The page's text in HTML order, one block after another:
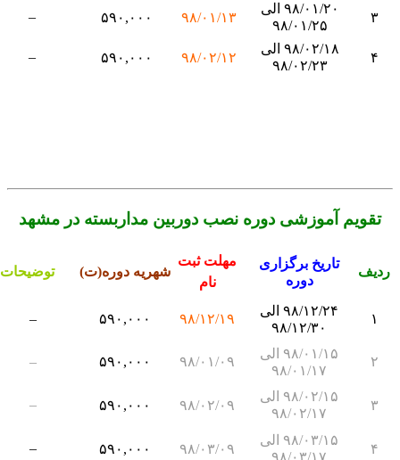
۹۸/۰۱/۲۰ الی
۹۸/۰۱/۲۵
۹۸/۰۱/۱۳ ۵۹۰,۰۰۰
۹۸/۰۲/۱۸ الی
۹۸/۰۲/۲۳
۹۸/۰۲/۱۲ ۵۹۰,۰۰۰
تقویم آموزشی دوره نصب دوربین مداربسته در مشهد
تاریخ برگزاری
دوره
مهلت ثبت
نام
شهریه دوره(ت) توضیحات
۹۸/۱۲/۲۴ الی
۹۸/۱۲/۳۰
۹۸/۱۲/۱۹ ۵۹۰,۰۰۰
۹۸/۰۱/۱۵ الی
۹۸/۰۱/۱۷
۹۸/۰۱/۰۹ ۵۹۰,۰۰۰
۹۸/۰۲/۱۵ الی
۹۸/۰۲/۱۷
۹۸/۰۲/۰۹ ۵۹۰,۰۰۰
۹۸/۰۳/۱۵ الی
۹۸/۰۳/۰۹ ۵۹۰,۰۰۰